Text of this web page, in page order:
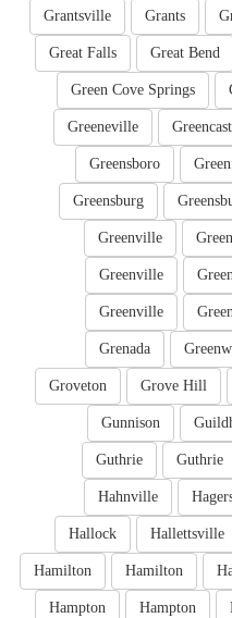
Grants
Grantsville
Great Bend
Great Falls
Green Cove Springs
Greeneville
Greensboro
Greensburg
Greenville
Greenville
Greenville
Grenada
Grove Hill
Groveton
Gunnison
Guthrie
Guthrie
Hahnville
Hallettsville
Hallock
Hamilton
Hamilton
Hampton
Hampton